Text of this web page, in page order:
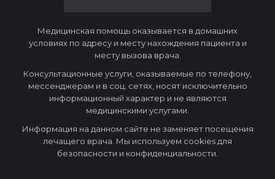
Медицинская помощь оказывается в домашних
условиях по адресу и месту нахождения пациента и
месту вызова врача.
Консультационные услуги, оказываемые по телефону,
мессенджерам и в соц. сетях, носят исключительно
информационный характер и не являются
медицинскими услугами.
Информация на данном сайте не заменяет посещения
лечащего врача. Мы используем cookies для
безопасности и конфиденциальности.